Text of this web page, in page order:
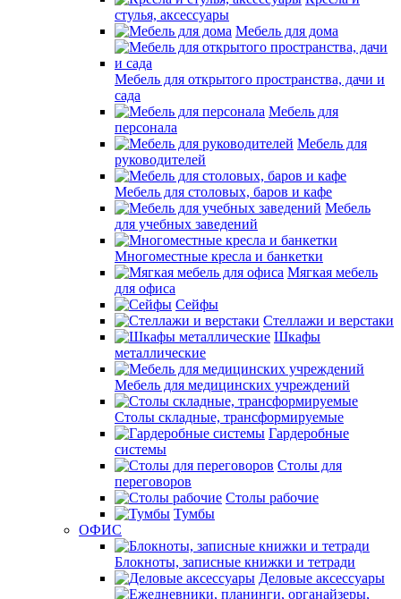
стулья, аксессуары
Мебель для дома
Мебель для открытого пространства, дачи и
сада
Мебель для
персонала
Мебель для
руководителей
Мебель для столовых, баров и кафе
Мебель
для учебных заведений
Многоместные кресла и банкетки
Мягкая мебель
для офиса
Сейфы
Стеллажи и верстаки
Шкафы
металлические
Мебель для медицинских учреждений
Столы складные, трансформируемые
Гардеробные
системы
Столы для
переговоров
Столы рабочие
Тумбы
ОФИС
Блокноты, записные книжки и тетради
Деловые аксессуары